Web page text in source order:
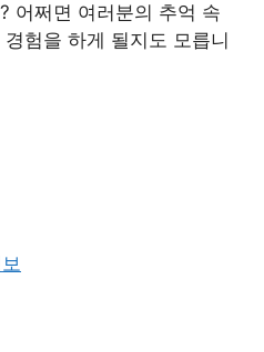
어쩌면 여러분의 추억 속
험을 하게 될지도 모릅니